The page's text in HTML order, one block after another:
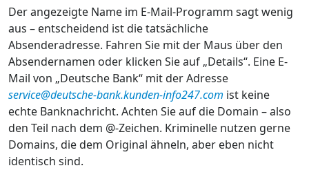
Der angezeigte Name im E-Mail-Programm sagt wenig
aus – entscheidend ist die tatsächliche
Absenderadresse. Fahren Sie mit der Maus über den
Absendernamen oder klicken Sie auf „Details“. Eine E-
Mail von „Deutsche Bank“ mit der Adresse
service@deutsche-bank.kunden-info247.com ist keine
echte Banknachricht. Achten Sie auf die Domain – also
den Teil nach dem @-Zeichen. Kriminelle nutzen gerne
Domains, die dem Original ähneln, aber eben nicht
identisch sind.